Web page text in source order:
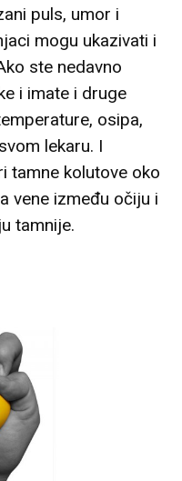
puls, umor i
mogu ukazivati i
ste nedavno
i imate i druge
osipa,
lekaru. I
tamne kolutove oko
vene između očiju i
tamnije.